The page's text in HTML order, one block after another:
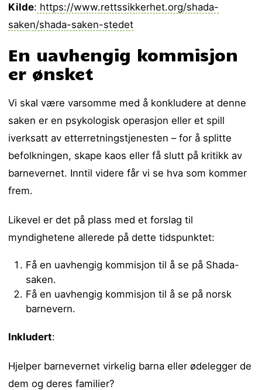
Kilde: https://www.rettssikkerhet.org/shada-
saken/shada-saken-stedet
En uavhengig kommisjon
er ønsket
Vi skal være varsomme med å konkludere at denne
saken er en psykologisk operasjon eller et spill
iverksatt av etterretningstjenesten – for å splitte
befolkningen, skape kaos eller få slutt på kritikk av
barnevernet. Inntil videre får vi se hva som kommer
frem.
Likevel er det på plass med et forslag til
myndighetene allerede på dette tidspunktet:
Få en uavhengig kommisjon til å se på Shada-
saken.
Få en uavhengig kommisjon til å se på norsk
barnevern.
Inkludert:
Hjelper barnevernet virkelig barna eller ødelegger de
dem og deres familier?